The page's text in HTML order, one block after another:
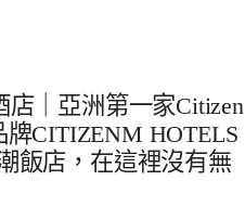
店｜亞洲第一家Citizen
CITIZENM HOTELS
飯店，在這裡沒有無